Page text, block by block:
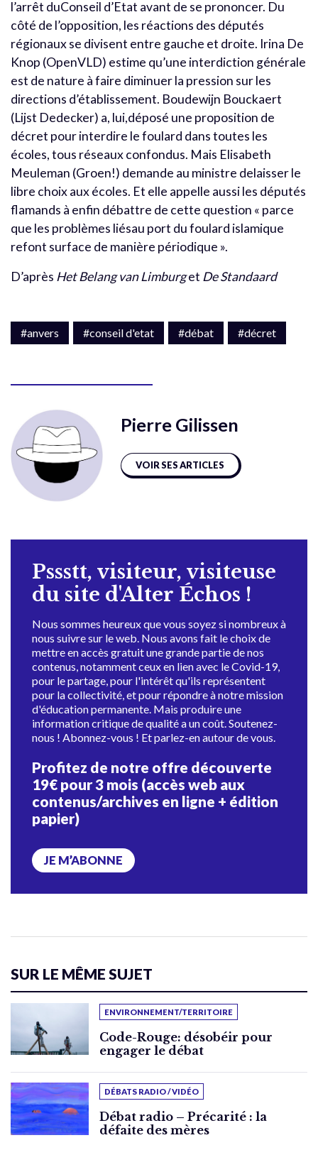
l’arrêt duConseil d’Etat avant de se prononcer. Du
côté de l’opposition, les réactions des députés
régionaux se divisent entre gauche et droite. Irina De
Knop (OpenVLD) estime qu’une interdiction générale
est de nature à faire diminuer la pression sur les
directions d’établissement. Boudewijn Bouckaert
(Lijst Dedecker) a, lui,déposé une proposition de
décret pour interdire le foulard dans toutes les
écoles, tous réseaux confondus. Mais Elisabeth
Meuleman (Groen!) demande au ministre delaisser le
libre choix aux écoles. Et elle appelle aussi les députés
flamands à enfin débattre de cette question « parce
que les problèmes liésau port du foulard islamique
refont surface de manière périodique ».
D’après Het Belang van Limburget De Standaard
#anvers #conseil d'etat #débat #décret
Pierre Gilissen
VOIR SES ARTICLES
Pssstt, visiteur, visiteuse
du site d'Alter Échos !
Nous sommes heureux que vous soyez si nombreux à
nous suivre sur le web. Nous avons fait le choix de
mettre en accès gratuit une grande partie de nos
contenus, notamment ceux en lien avec le Covid-19,
pour le partage, pour l'intérêt qu'ils représentent
pour la collectivité, et pour répondre à notre mission
d'éducation permanente. Mais produire une
information critique de qualité a un coût. Soutenez-
nous ! Abonnez-vous ! Et parlez-en autour de vous.
Profitez de notre offre découverte
19€ pour 3 mois (accès web aux
contenus/archives en ligne + édition
papier)
JE M’ABONNE
SUR LE MÊME SUJET
ENVIRONNEMENT/TERRITOIRE
Code-Rouge: désobéir pour
engager le débat
DÉBATS RADIO / VIDÉO
Débat radio – Précarité : la
défaite des mères